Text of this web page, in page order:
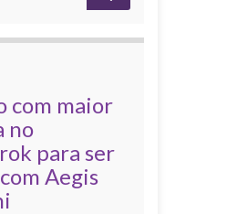
com maior
no
para ser
Aegis